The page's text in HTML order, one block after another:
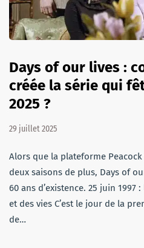
Days of our lives :
créée la série qui
2025 ?
29 juillet 2025
Alors que la plateforme
deux saisons de plus, Days of
60 ans d’existence. 25 juin 1997
et des vies C’est le jour de la
de…